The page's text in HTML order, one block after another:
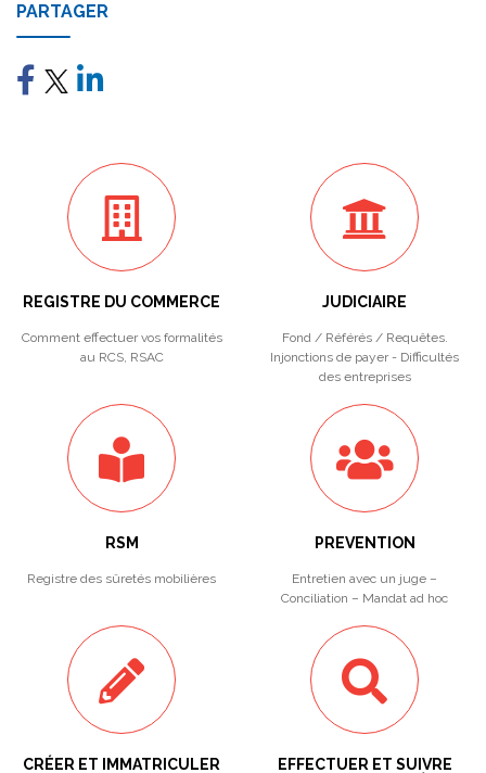
PARTAGER
REGISTRE DU COMMERCE
Comment effectuer vos formalités
au RCS, RSAC
JUDICIAIRE
Fond / Référés / Requêtes.
Injonctions de payer - Difficultés
des entreprises
RSM
Registre des sûretés mobilières
PREVENTION
Entretien avec un juge –
Conciliation – Mandat ad hoc
CRÉER ET IMMATRICULER
EFFECTUER ET SUIVRE